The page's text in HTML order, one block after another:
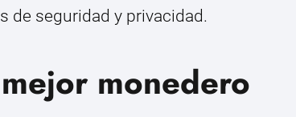
de seguridad y privacidad.
monedero